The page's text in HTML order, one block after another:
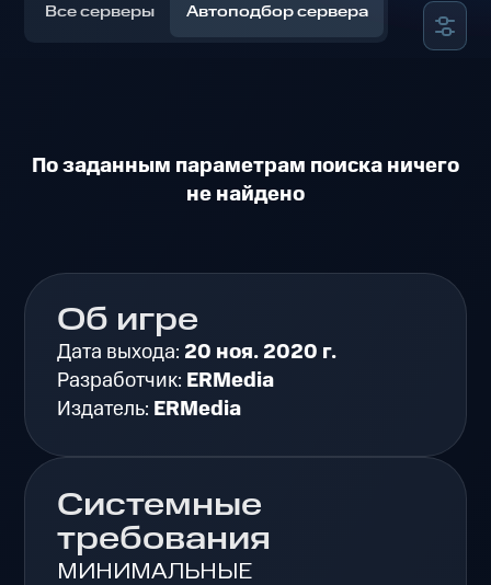
Все серверы Автоподбор сервера
По заданным параметрам поиска ничего
не найдено
Об игре
Дата выхода: 20 ноя. 2020 г.
Разработчик: ERMedia
Издатель: ERMedia
Системные
требования
МИНИМАЛЬНЫЕ